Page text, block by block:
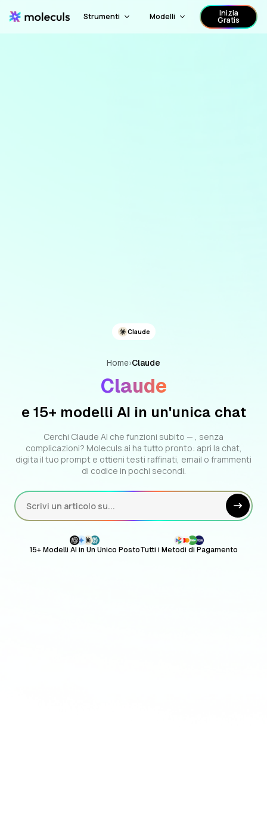
Strumenti Modelli Inizia
Gratis
Claude
Home›Claude
Claude
e 15+ modelli AI in un'unica chat
Cerchi Claude AI che funzioni subito — , senza
complicazioni? Moleculs.ai ha tutto pronto: apri la chat,
digita il tuo prompt e ottieni testi raffinati, email o frammenti
di codice in pochi secondi.
Scrivi un articolo su...
15+ Modelli AI in Un Unico PostoTutti i Metodi di Pagamento